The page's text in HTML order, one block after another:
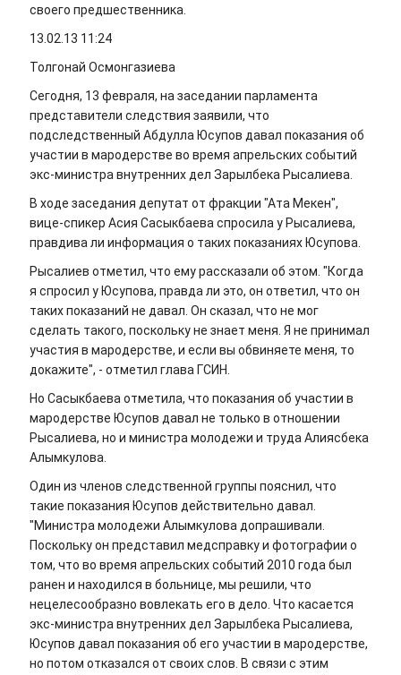
своего предшественника.
13.02.13 11:24
Толгонай Осмонгазиева
Сегодня, 13 февраля, на заседании парламента
представители следствия заявили, что
подследственный Абдулла Юсупов давал показания об
участии в мародерстве во время апрельских событий
экс-министра внутренних дел Зарылбека Рысалиева.
В ходе заседания депутат от фракции "Ата Мекен",
вице-спикер Асия Сасыкбаева спросила у Рысалиева,
правдива ли информация о таких показаниях Юсупова.
Рысалиев отметил, что ему рассказали об этом. "Когда
я спросил у Юсупова, правда ли это, он ответил, что он
таких показаний не давал. Он сказал, что не мог
сделать такого, поскольку не знает меня. Я не принимал
участия в мародерстве, и если вы обвиняете меня, то
докажите", - отметил глава ГСИН.
Но Сасыкбаева отметила, что показания об участии в
мародерстве Юсупов давал не только в отношении
Рысалиева, но и министра молодежи и труда Алиясбека
Алымкулова.
Один из членов следственной группы пояснил, что
такие показания Юсупов действительно давал.
"Министра молодежи Алымкулова допрашивали.
Поскольку он представил медсправку и фотографии о
том, что во время апрельских событий 2010 года был
ранен и находился в больнице, мы решили, что
нецелесообразно вовлекать его в дело. Что касается
экс-министра внутренних дел Зарылбека Рысалиева,
Юсупов давал показания об его участии в мародерстве,
но потом отказался от своих слов. В связи с этим